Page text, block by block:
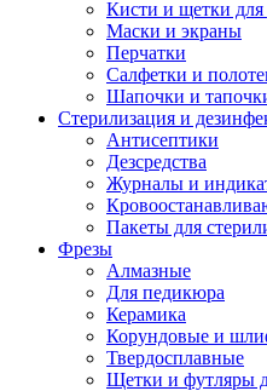
Кисти и щетки
Маски и экраны
Перчатки
Салфетки и
Шапочки и
Стерилизация и
Антисептики
Дезсредства
Журналы и
Пакеты для
Фрезы
Алмазные
Для педикюра
Керамика
Корундовые и
Твердосплавные
Щетки и футляры